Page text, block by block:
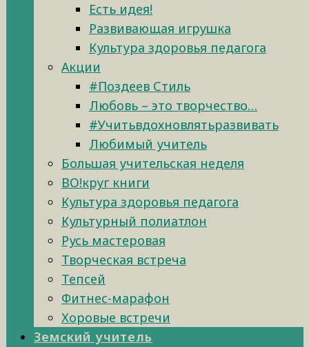
Есть идея!
Развивающая игрушка
Культура здоровья педагога
Акции
#Поздеев Стиль
Любовь – это творчество…
#Учитьвдохновлятьразвивать
Любимый учитель
Большая учительская неделя
ВО!круг книги
Культура здоровья педагога
Культурный полиатлон
Русь мастеровая
Творческая встреча
Тепсей
Фитнес-марафон
Хоровые встречи
Земский учитель